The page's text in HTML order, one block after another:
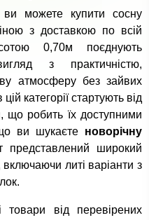
ви можете купити сосну
з доставкою по всій
0,70м поєднують
з практичністю,
атмосферу без зайвих
категорії стартують від
що робить їх доступними
ви шукаєте новорічну
представлений широкий
литі варіанти з
від перевірених